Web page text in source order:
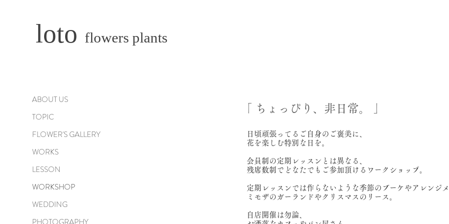
ABOUT US
TOPIC
FLOWER'S GALLERY
WORKS
LESSON
WORKSHOP
WEDDING
loto flowers plants
​「 ちょっぴり、非日常。 」
日頃頑張ってるご自身のご褒美に、
花を楽しむ特別な日を。
会員制の定期レッスンとは異なる、
残席数制でどなたでもご参加頂けるワークショップ。
定期レッスンでは作らないような季節のブーケやアレンジ
ミモザのガーランドやクリスマスのリース。
自店開催は勿論、